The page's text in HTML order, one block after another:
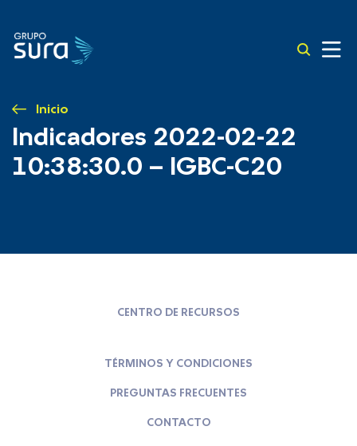
Inicio
Indicadores 2022-02-22
10:38:30.0 – IGBC-C20
CENTRO DE RECURSOS
TÉRMINOS Y CONDICIONES
PREGUNTAS FRECUENTES
CONTACTO